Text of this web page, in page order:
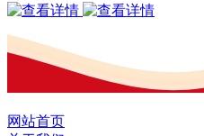
网站首页